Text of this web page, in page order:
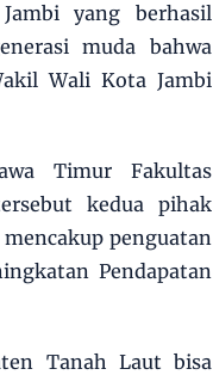
yang berhasil
muda bahwa
Wali Kota Jambi
Timur Fakultas
kedua pihak
penguatan
Pendapatan
Tanah Laut bisa